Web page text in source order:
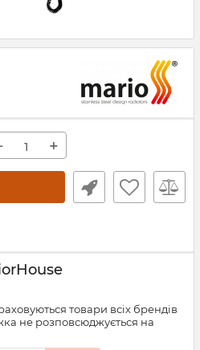
+
товари всіх брендів
не розповсюджується на